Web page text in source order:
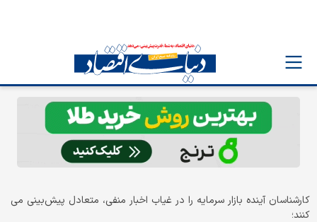
کارشناسان آینده بازار سرمایه را در غیاب اخبار منفی، متعادل پیش‌بینی می
کنند؛